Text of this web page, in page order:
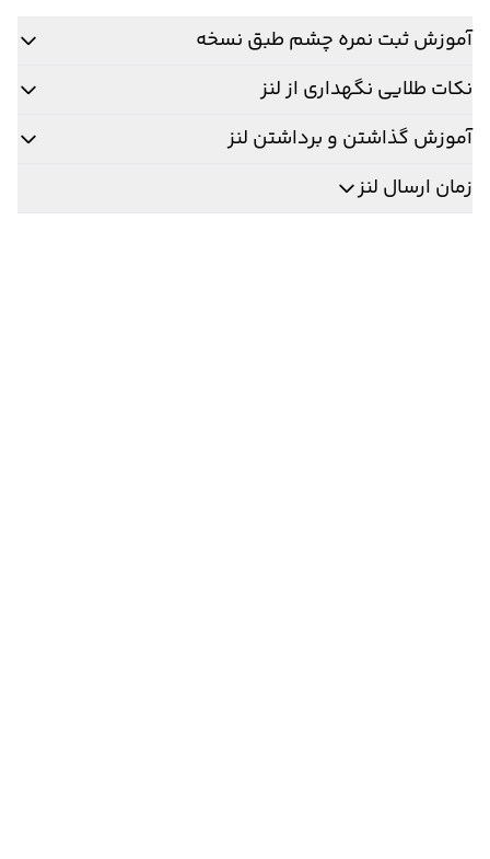
آموزش ثبت نمره چشم طبق نسخه
نکات طلایی نگهداری از لنز
آموزش گذاشتن و برداشتن لنز
زمان ارسال لنز